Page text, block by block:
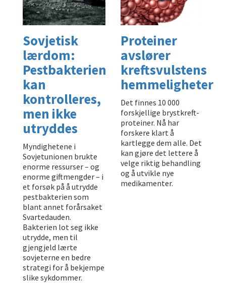
Sovjetisk
lærdom:
Pestbakterien
kan
kontrolleres,
men ikke
utryddes
Myndighetene i
Sovjetunionen brukte
enorme ressurser – og
enorme giftmengder – i
et forsøk på å utrydde
pestbakterien som
blant annet forårsaket
Svartedauden.
Bakterien lot seg ikke
utrydde, men til
gjengjeld lærte
sovjeterne en bedre
strategi for å bekjempe
slike sykdommer.
Proteiner
avslører
kreftsvulstens
hemmeligheter
Det finnes 10 000
forskjellige brystkreft-
proteiner. Nå har
forskere klart å
kartlegge dem alle. Det
kan gjøre det lettere å
velge riktig behandling
og å utvikle nye
medikamenter.